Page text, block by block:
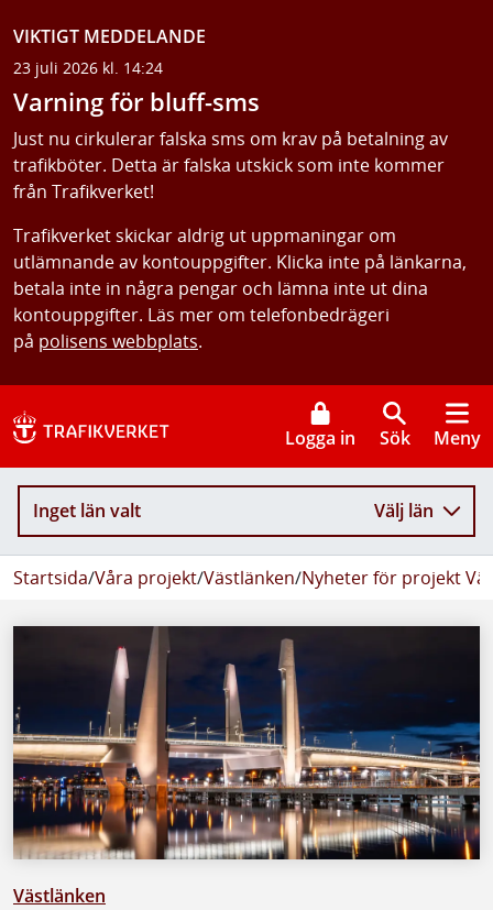
VIKTIGT MEDDELANDE
23 juli 2026 kl. 14:24
Varning för bluff-sms
Just nu cirkulerar falska sms om krav på betalning av
trafikböter. Detta är falska utskick som inte kommer
från Trafikverket!
Trafikverket skickar aldrig ut uppmaningar om
utlämnande av kontouppgifter. Klicka inte på länkarna,
betala inte in några pengar och lämna inte ut dina
kontouppgifter. Läs mer om telefonbedrägeri
på polisens webbplats.
Logga in Sök Meny
Inget län valt Välj län
Startsida/Våra projekt/Västlänken/Nyheter för projekt
Västlänken